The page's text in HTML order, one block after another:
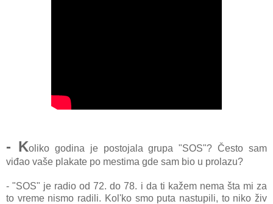
- Koliko godina je postojala grupa "SOS"? Često sam
viđao vaše plakate po mestima gde sam bio u prolazu?
- "SOS" je radio od 72. do 78. i da ti kažem nema šta mi za
to vreme nismo radili. Kol'ko smo puta nastupili, to niko živ